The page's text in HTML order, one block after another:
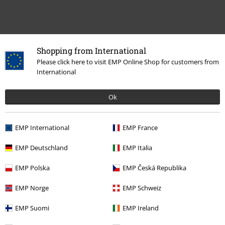
Shopping from International
Please click here to visit EMP Online Shop for customers from
International
Ok
EMP International EMP France
EMP Deutschland EMP Italia
EMP Polska EMP Česká Republika
EMP Norge EMP Schweiz
EMP Suomi EMP Ireland
Plus de catégories. Plus d'options.
Musique Médias CDs
Musique
Promos %
E-Mail Newsletter
Profitez d'une remise de 15 % en vous